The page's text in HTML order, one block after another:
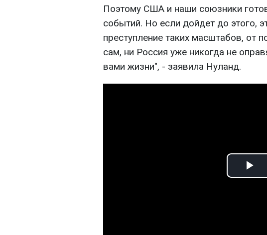
Поэтому США и наши союзники
событий. Но если дойдет до этого,
преступление таких масштабов, от
сам, ни Россия уже никогда не
вами жизни", - заявила Нуланд.